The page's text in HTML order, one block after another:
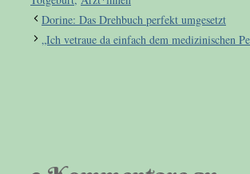
Dorine: Das Drehbuch perfekt umgesetzt
„Ich vetraue da einfach dem medizinischen